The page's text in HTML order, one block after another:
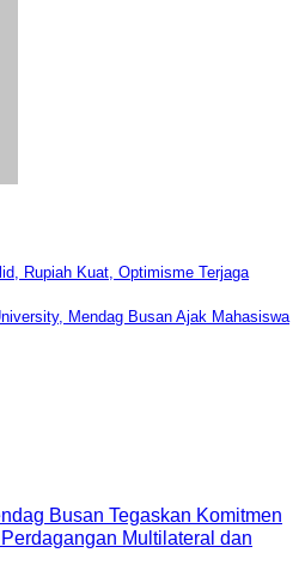
Rupiah Kuat, Optimisme Terjaga
Mendag Busan Ajak Mahasiswa